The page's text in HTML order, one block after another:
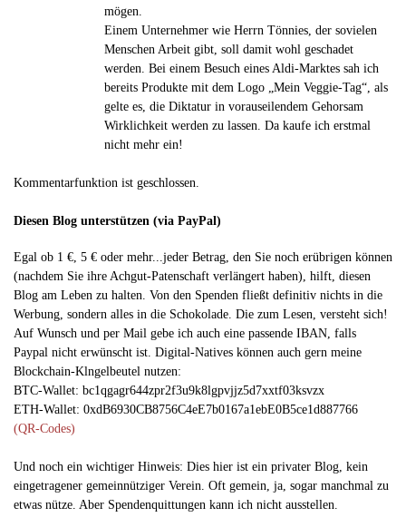
mögen.
Einem Unternehmer wie Herrn Tönnies, der sovielen
Menschen Arbeit gibt, soll damit wohl geschadet
werden. Bei einem Besuch eines Aldi-Marktes sah ich
bereits Produkte mit dem Logo „Mein Veggie-Tag“, als
gelte es, die Diktatur in vorauseilendem Gehorsam
Wirklichkeit werden zu lassen. Da kaufe ich erstmal
nicht mehr ein!
Kommentarfunktion ist geschlossen.
Diesen Blog unterstützen (via PayPal)
Egal ob 1 €, 5 € oder mehr...jeder Betrag, den Sie noch erübrigen können
(nachdem Sie ihre Achgut-Patenschaft verlängert haben), hilft, diesen
Blog am Leben zu halten. Von den Spenden fließt definitiv nichts in die
Werbung, sondern alles in die Schokolade. Die zum Lesen, versteht sich!
Auf Wunsch und per Mail gebe ich auch eine passende IBAN, falls
Paypal nicht erwünscht ist. Digital-Natives können auch gern meine
Blockchain-Klngelbeutel nutzen:
BTC-Wallet: bc1qgagr644zpr2f3u9k8lgpvjjz5d7xxtf03ksvzx
ETH-Wallet: 0xdB6930CB8756C4eE7b0167a1ebE0B5ce1d887766
(QR-Codes)
Und noch ein wichtiger Hinweis: Dies hier ist ein privater Blog, kein
eingetragener gemeinnütziger Verein. Oft gemein, ja, sogar manchmal zu
etwas nütze. Aber Spendenquittungen kann ich nicht ausstellen.